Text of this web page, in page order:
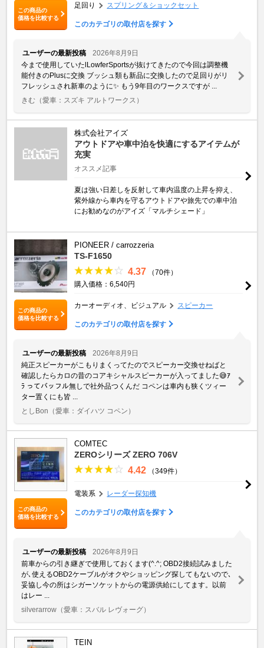
この商品の
価格を比較する
足回り スプリング＆ショックセット
このカテゴリの取付店を探す
ユーザーの最新投稿
2026年8月9日
今まで使用していたlLowferSportsが抜けてきたので今回は調整機
能付きのPlusに交換 ブッシュ類も新品に交換したので足回りがリ
フレッシュされ新車のように✨️ もう9年目のワークスですが ...
きむ （愛車：スズキ アルトワークス）
株式会社アイズ
アウトドアや車中泊を快適にするアイテムが
充実
オススメ記事
夏は強い日差しを反射して車内温度の上昇を抑え、
紫外線から車内を守るアウトドアや旅先での車中泊
にお勧めなのがアイズ「マルチシェード」
この商品の
価格を比較する
PIONEER / carrozzeria
TS-F1650
4.37
（70件）
購入価格：6,540円
カーオーディオ、ビジュアル スピーカー
このカテゴリの取付店を探す
ユーザーの最新投稿
2026年8月9日
純正スピーカーがこもりまくってたのでスピーカー交換せねばと
確認したらカロの昔のコアキシャルスピーカーが入ってました😅ｱ
ﾗ ってバッフル無しで社外品つくんだ コペンは車内も狭くツィー
ター置くにも皆 ...
としBon （愛車：ダイハツ コペン）
この商品の
価格を比較する
COMTEC
ZEROシリーズ ZERO 706V
4.42 （349件）
電装系 レーダー探知機
このカテゴリの取付店を探す
ユーザーの最新投稿
2026年8月9日
前車からの引き継ぎで使用しておくます(^.^; OBD2接続試みました
が､使えるOBD2ケーブルがオクやショッピング探してもないので､
妥協し今の所はシガーソケットからの電源供給にしてます。以前
はレー ...
silverarrow （愛車：スバル レヴォーグ）
TEIN